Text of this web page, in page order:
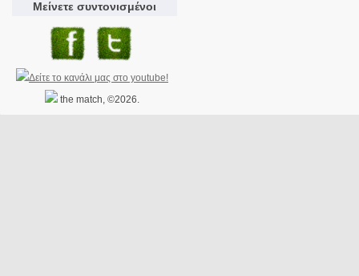
Μείνετε συντονισμένοι
the match, ©2026.